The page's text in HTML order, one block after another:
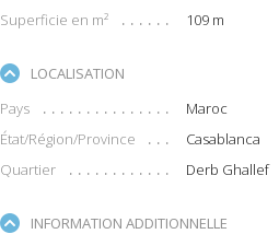
Superficie en m²
109 m
LOCALISATION
Pays
Maroc
État/Région/Province
Casablanca
Quartier
Derb Ghallef
INFORMATION ADDITIONNELLE